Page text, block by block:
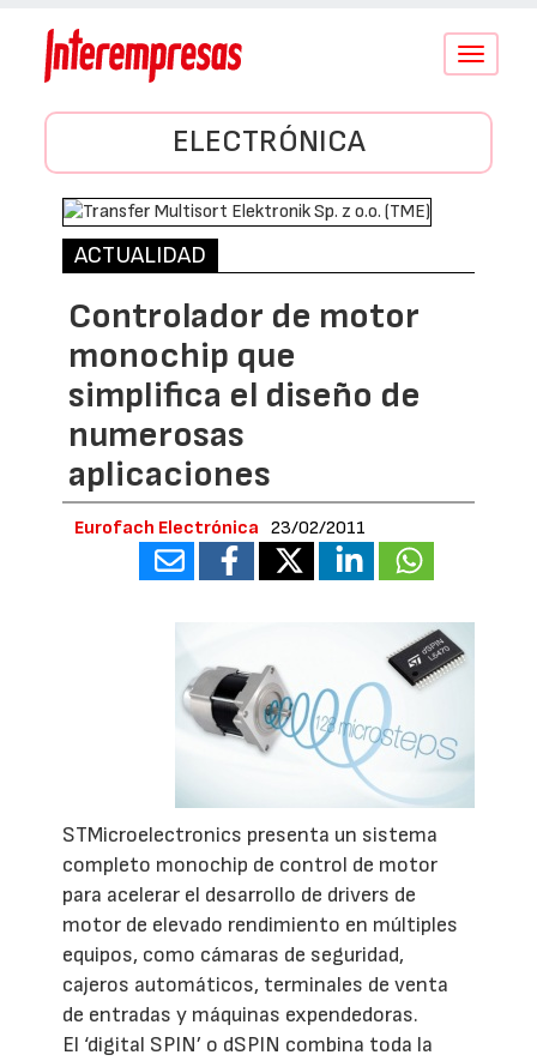
Conmutar
ELECTRÓNICA
ACTUALIDAD
Controlador de motor
monochip que
simplifica el diseño de
numerosas
aplicaciones
Eurofach Electrónica 23/02/2011
STMicroelectronics presenta un sistema
completo monochip de control de motor
para acelerar el desarrollo de drivers de
motor de elevado rendimiento en múltiples
equipos, como cámaras de seguridad,
cajeros automáticos, terminales de venta
de entradas y máquinas expendedoras.
El ‘digital SPIN’ o dSPIN combina toda la